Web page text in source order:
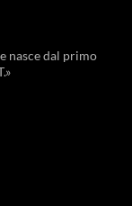
nasce dal primo